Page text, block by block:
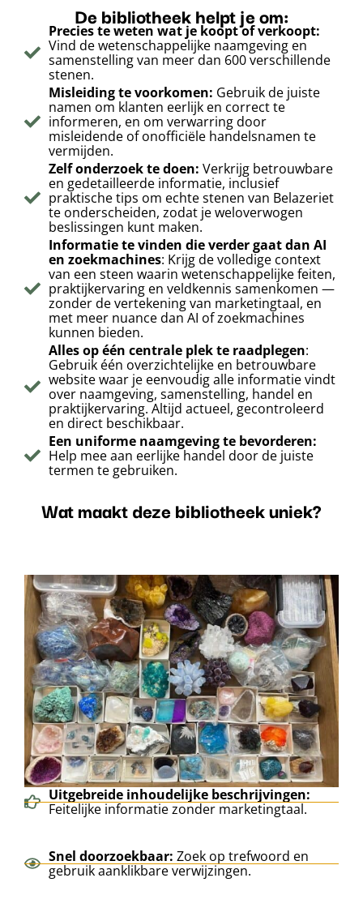
De bibliotheek helpt je om:
Precies te weten wat je koopt of verkoopt:
Vind de wetenschappelijke naamgeving en
samenstelling van meer dan 600 verschillende
stenen.
Misleiding te voorkomen: Gebruik de juiste
namen om klanten eerlijk en correct te
informeren, en om verwarring door
misleidende of onofficiële handelsnamen te
vermijden.
Zelf onderzoek te doen: Verkrijg betrouwbare
en gedetailleerde informatie, inclusief
praktische tips om echte stenen van Belazeriet
te onderscheiden, zodat je weloverwogen
beslissingen kunt maken.
Informatie te vinden die verder gaat dan AI
en zoekmachines: Krijg de volledige context
van een steen waarin wetenschappelijke feiten,
praktijkervaring en veldkennis samenkomen —
zonder de vertekening van marketingtaal, en
met meer nuance dan AI of zoekmachines
kunnen bieden.
Alles op één centrale plek te raadplegen:
Gebruik één overzichtelijke en betrouwbare
website waar je eenvoudig alle informatie vindt
over naamgeving, samenstelling, handel en
praktijkervaring. Altijd actueel, gecontroleerd
en direct beschikbaar.
Een uniforme naamgeving te bevorderen:
Help mee aan eerlijke handel door de juiste
termen te gebruiken.
Wat maakt deze bibliotheek uniek?
Uitgebreide inhoudelijke beschrijvingen:
Feitelijke informatie zonder marketingtaal.
Snel doorzoekbaar: Zoek op trefwoord en
gebruik aanklikbare verwijzingen.